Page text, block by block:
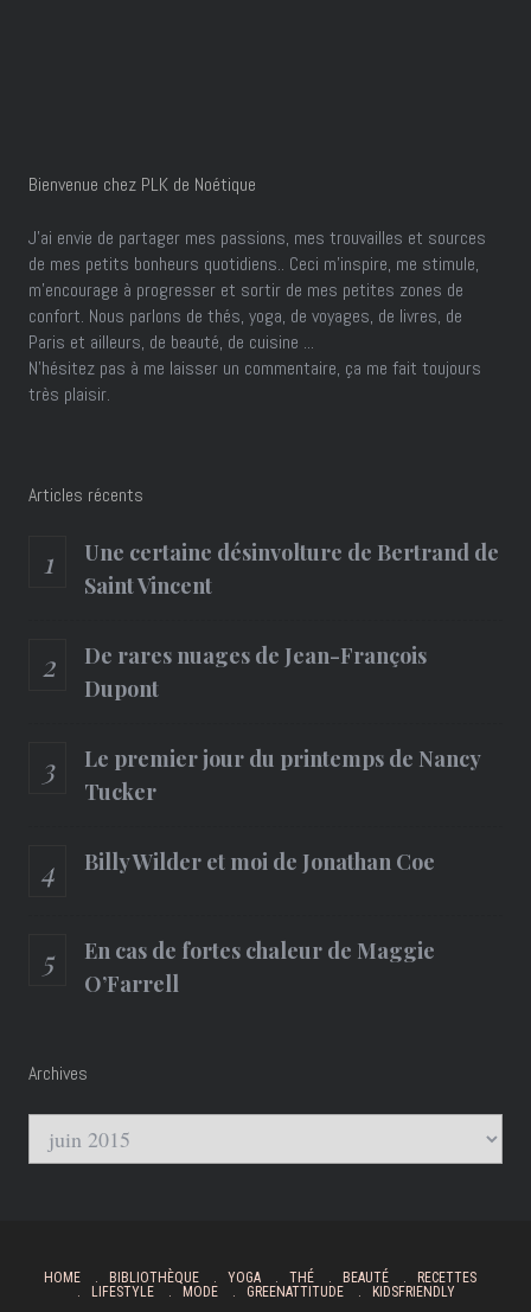
Bienvenue chez PLK de Noétique
J’ai envie de partager mes passions, mes trouvailles et sources
de mes petits bonheurs quotidiens.. Ceci m'inspire, me stimule,
m'encourage à progresser et sortir de mes petites zones de
confort. Nous parlons de thés, yoga, de voyages, de livres, de
Paris et ailleurs, de beauté, de cuisine ...
N'hésitez pas à me laisser un commentaire, ça me fait toujours
très plaisir.
Articles récents
Une certaine désinvolture de Bertrand de
Saint Vincent
De rares nuages de Jean-François
Dupont
Le premier jour du printemps de Nancy
Tucker
Billy Wilder et moi de Jonathan Coe
En cas de fortes chaleur de Maggie
O’Farrell
Archives
Archives
HOME BIBLIOTHÈQUE YOGA THÉ BEAUTÉ
RECETTES
LIFESTYLE
MODE GREENATTITUDE KIDSFRIENDLY